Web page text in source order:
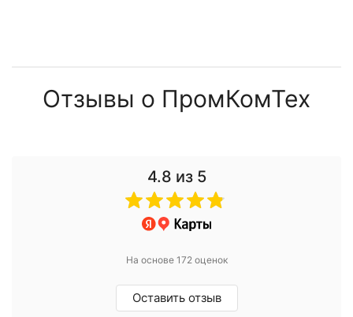
Отзывы о ПромКомТех
4.8 из 5
На основе 172 оценок
Оставить отзыв